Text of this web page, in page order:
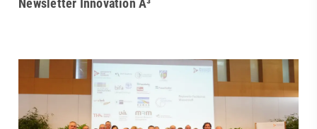
Newsletter Innovation A³